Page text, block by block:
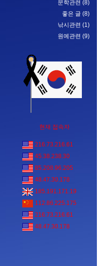
문학관련 (8)
좋은 글 (8)
낚시관련 (1)
원예관련 (9)
현재 접속자
216.73.216.61
45.38.238.30
85.208.96.205
48.47.30.178
185.191.171.19
112.86.225.175
216.73.216.61
48.47.30.178